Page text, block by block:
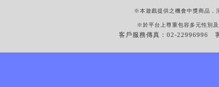
※本遊戲提供之機會中獎商品，
※於平台上尊重包容多元性別
客戶服務傳真：02-22996996